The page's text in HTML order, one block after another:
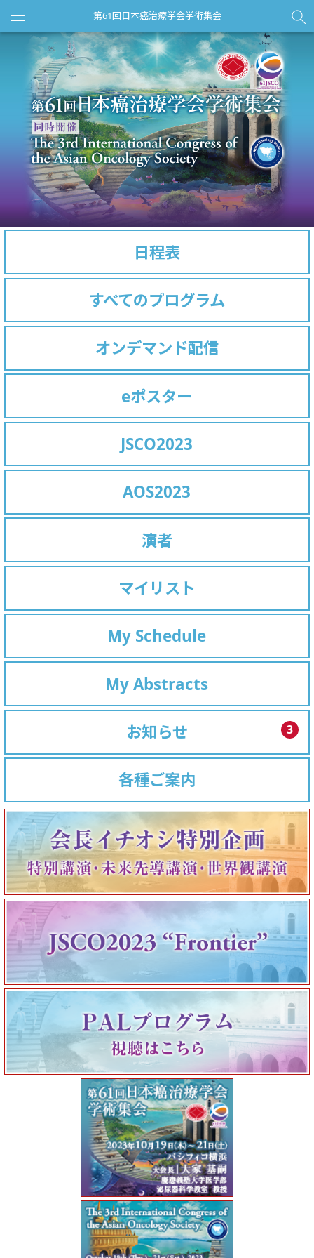
Toggle
navigation
第61回日本癌治療学会学術集会
日程表
すべてのプログラム
オンデマンド配信
eポスター
JSCO2023
AOS2023
演者
マイリスト
My Schedule
My Abstracts
お知らせ 3
各種ご案内